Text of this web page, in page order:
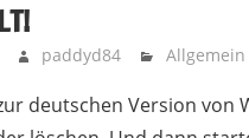
paddyd84 Allgemein
deutschen Version von